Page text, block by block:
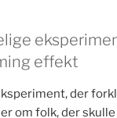
effekt
der
om folk, der